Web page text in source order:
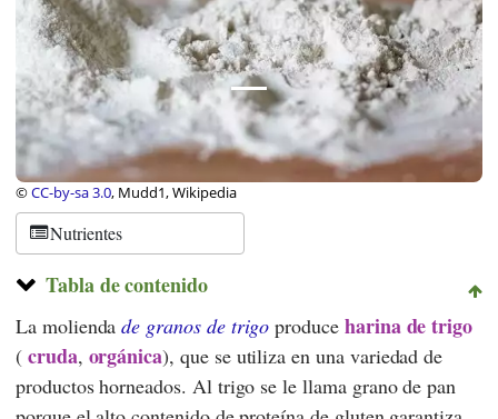
©CC-by-sa 3.0, Mudd1, Wikipedia
Nutrientes
Tabla de contenido
La moliendade granos de trigo produce harina de trigo
( cruda, orgánica), que se utiliza en una variedad de
productos horneados. Al trigo se le llama grano de pan